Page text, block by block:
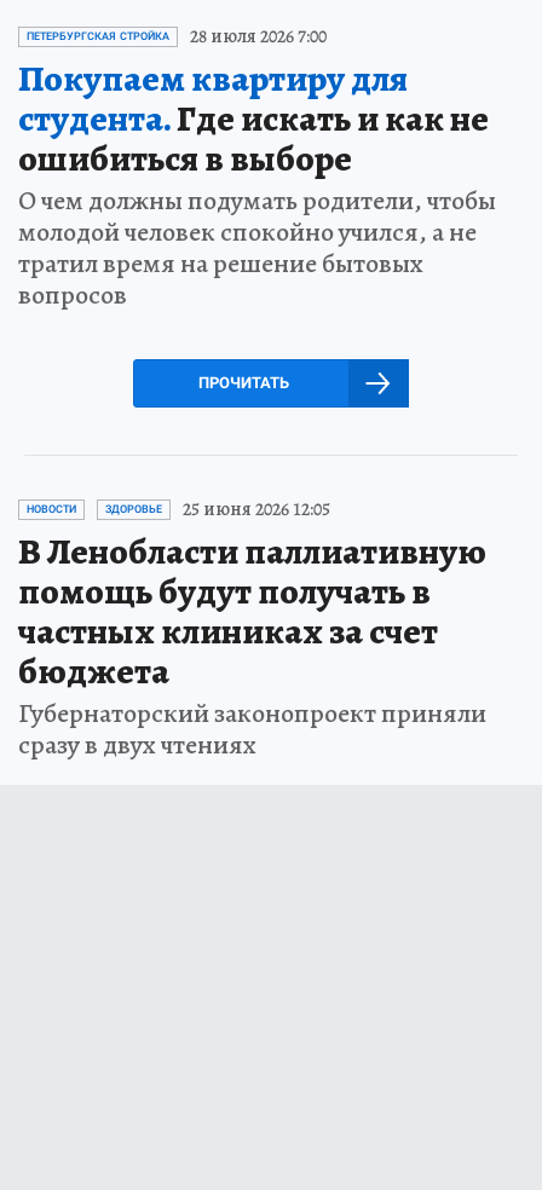
ПЕТЕРБУРГСКАЯ СТРОЙКА 28 июля 2026 7:00
Покупаем квартиру для
студента.Где искать и как не
ошибиться в выборе
О чем должны подумать родители, чтобы
молодой человек спокойно учился, а не
тратил время на решение бытовых
вопросов
ПРОЧИТАТЬ
НОВОСТИ ЗДОРОВЬЕ 25 июня 2026 12:05
В Ленобласти паллиативную
помощь будут получать в
частных клиниках за счет
бюджета
Губернаторский законопроект приняли
сразу в двух чтениях